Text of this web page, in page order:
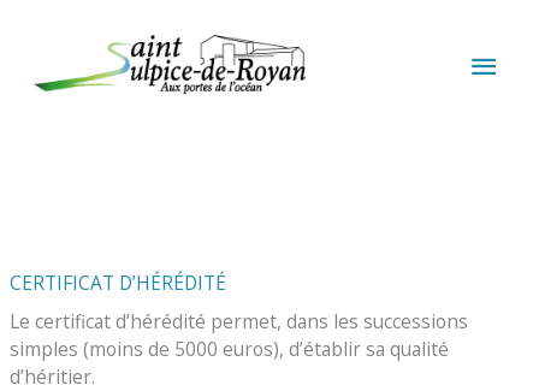
CERTIFICAT D’HÉRÉDITÉ
Le certificat d’hérédité permet, dans les successions
simples (moins de 5000 euros), d’établir sa qualité
d’héritier.